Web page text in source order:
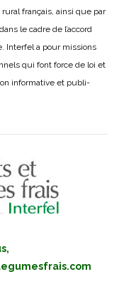
français, ainsi que par
le cadre de l’accord
Interfel a pour missions
qui font force de loi et
informative et publi-